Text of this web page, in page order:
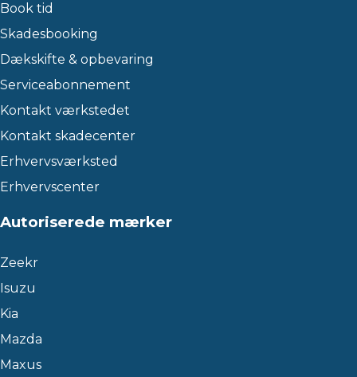
Book tid
Skadesbooking
Dækskifte & opbevaring
Serviceabonnement
Kontakt værkstedet
Kontakt skadecenter
Erhvervsværksted
Erhvervscenter
Autoriserede mærker
Zeekr
Isuzu
Kia
Mazda
Maxus